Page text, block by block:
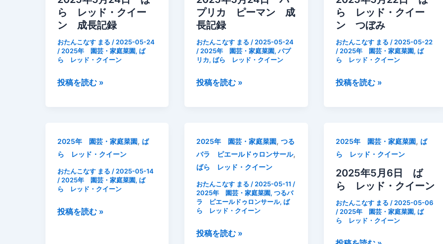
ク
イ
ン
開
と
咲
た
レ
ド・
ン
レ
ッ
ク
イ
ン
録
ら レッド・クイー
ン 成長記録
おたんこなす まる / 2025-05-24
/ 2025年 園芸・家庭菜園, ば
ら レッド・クイーン
2025
日
ば
ら
レ
ド・
投稿を読む »
プリカ ピーマン 成
長記録
おたんこなす まる / 2025-05-24
/ 2025年 園芸・家庭菜園,パプ
リカ,ばら レッド・クイーン
2025
日
パ
プ
リ
カ
ピ
マ
投稿を読む »
ら レッド・クイー
ン つぼみ
おたんこなす まる / 2025-05-22
/ 2025年 園芸・家庭菜園, ば
ら レッド・クイーン
2025
日
ば
ら
レ
ド・
ク
投稿を読む »
2025年 園芸・家庭菜園, ば
ら レッド・クイーン
おたんこなす まる / 2025-05-14
/ 2025年 園芸・家庭菜園, ば
ら レッド・クイーン
2025
投稿を読む »
2025年 園芸・家庭菜園,つる
バラ ピエールドゥロンサール,
ばら レッド・クイーン
おたんこなす まる / 2025-05-11 /
2025年 園芸・家庭菜園,つるバ
ラ ピエールドゥロンサール,ば
ら レッド・クイーン
2025
投稿を読む »
2025年 園芸・家庭菜園, ば
ら レッド・クイーン
2025年5月6日 ば
ら レッド・クイーン
おたんこなす まる / 2025-05-06
/ 2025年 園芸・家庭菜園, ば
ら レッド・クイーン